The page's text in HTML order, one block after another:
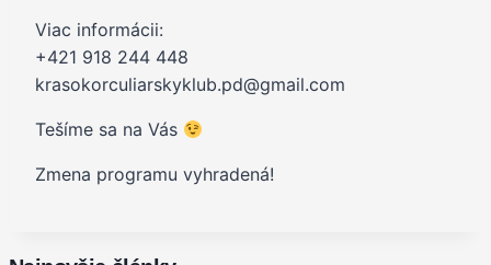
Viac informácii:
+421 918 244 448
krasokorculiarskyklub.pd@gmail.com
Tešíme sa na Vás
Zmena programu vyhradená!